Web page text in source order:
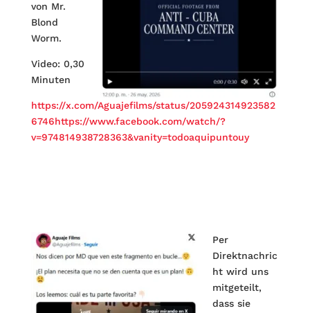
von Mr.
Blond
Worm.
Video: 0,30
Minuten
https://x.com/Aguajefilms/status/205924314923582
6746https://www.facebook.com/watch/?
v=974814938728363&vanity=todoaquipuntouy
Per
Direktnachric
ht wird uns
mitgeteilt,
dass sie